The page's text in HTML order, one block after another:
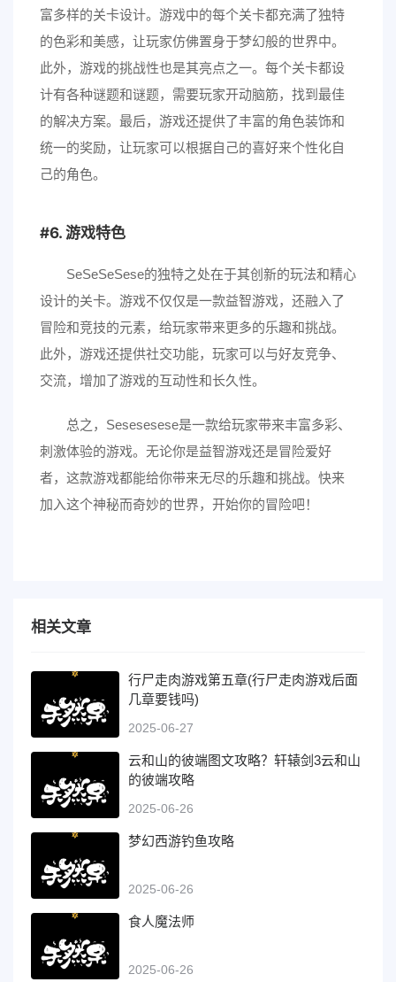
富多样的关卡设计。游戏中的每个关卡都充满了独特
的色彩和美感，让玩家仿佛置身于梦幻般的世界中。
此外，游戏的挑战性也是其亮点之一。每个关卡都设
计有各种谜题和谜题，需要玩家开动脑筋，找到最佳
的解决方案。最后，游戏还提供了丰富的角色装饰和
统一的奖励，让玩家可以根据自己的喜好来个性化自
己的角色。
6. 游戏特色
SeSeSeSese的独特之处在于其创新的玩法和精心
设计的关卡。游戏不仅仅是一款益智游戏，还融入了
冒险和竞技的元素，给玩家带来更多的乐趣和挑战。
此外，游戏还提供社交功能，玩家可以与好友竞争、
交流，增加了游戏的互动性和长久性。
总之，Sesesesese是一款给玩家带来丰富多彩、
刺激体验的游戏。无论你是益智游戏还是冒险爱好
者，这款游戏都能给你带来无尽的乐趣和挑战。快来
加入这个神秘而奇妙的世界，开始你的冒险吧！
相关文章
行尸走肉游戏第五章(行尸走肉游戏后面
几章要钱吗)
2025-06-27
云和山的彼端图文攻略？轩辕剑3云和山
的彼端攻略
2025-06-26
梦幻西游钓鱼攻略
2025-06-26
食人魔法师
2025-06-26